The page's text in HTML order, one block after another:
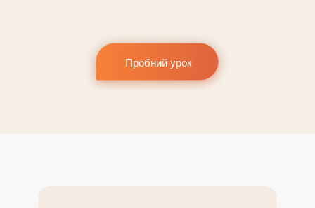
Пробний урок